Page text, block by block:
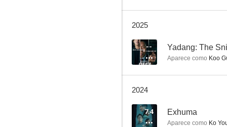
7.0
2025
-- Yadang: The
Aparece como Koo
2024
7.4 Exhuma
Aparece como Ko